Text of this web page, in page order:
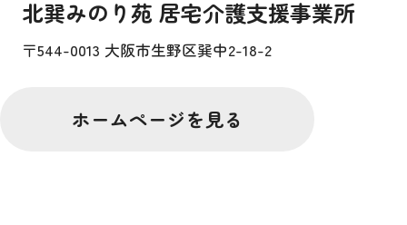
北巽みのり苑 居宅介護支援事業所
〒544-0013 大阪市生野区巽中2-18-2
ホームページを見る